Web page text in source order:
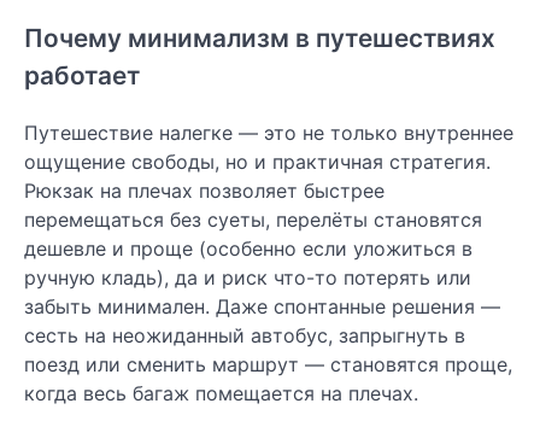
Почему минимализм в путешествиях
работает
Путешествие налегке — это не только внутреннее
ощущение свободы, но и практичная стратегия.
Рюкзак на плечах позволяет быстрее
перемещаться без суеты, перелёты становятся
дешевле и проще (особенно если уложиться в
ручную кладь), да и риск что-то потерять или
забыть минимален. Даже спонтанные решения —
сесть на неожиданный автобус, запрыгнуть в
поезд или сменить маршрут — становятся проще,
когда весь багаж помещается на плечах.